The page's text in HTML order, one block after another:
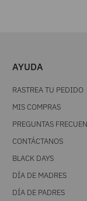
ÚNETE A
tratamiento
politica de